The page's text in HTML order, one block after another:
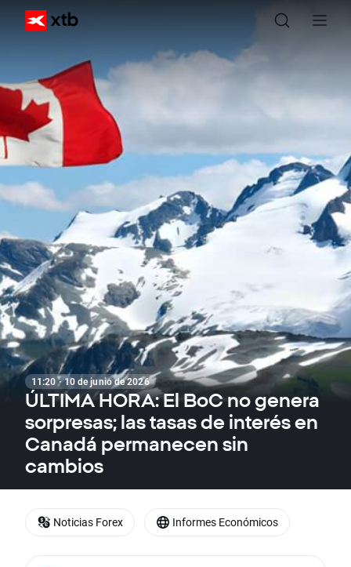
11:20 · 10 de junio de 2026
ÚLTIMA HORA: El BoC no genera
sorpresas; las tasas de interés en
Canadá permanecen sin
cambios
Noticias Forex Informes Económicos